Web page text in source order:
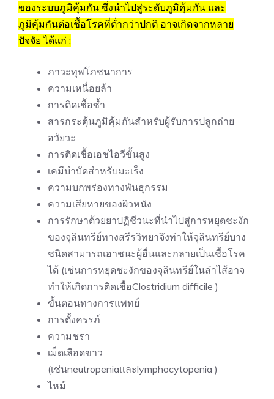
ของระบบภูมิคุ้มกัน ซึ่งนำไปสู่ระดับภูมิคุ้มกัน และ
ภูมิคุ้มกันต่อเชื้อโรคที่ต่ำกว่าปกติ อาจเกิดจากหลาย
ปัจจัย ได้แก่ :
ภาวะทุพโภชนาการ
ความเหนื่อยล้า
การติดเชื้อซ้ำ
สารกระตุ้นภูมิคุ้มกันสำหรับผู้รับการปลูกถ่าย
อวัยวะ
การติดเชื้อเอชไอวีขั้นสูง
เคมีบำบัดสำหรับมะเร็ง
ความบกพร่องทางพันธุกรรม
ความเสียหายของผิวหนัง
การรักษาด้วยยาปฏิชีวนะที่นำไปสู่การหยุดชะงัก
ของจุลินทรีย์ทางสรีรวิทยาจึงทำให้จุลินทรีย์บาง
ชนิดสามารถเอาชนะผู้อื่นและกลายเป็นเชื้อโรค
ได้ (เช่นการหยุดชะงักของจุลินทรีย์ในลำไส้อาจ
ทำให้เกิดการติดเชื้อClostridium difficile )
ขั้นตอนทางการแพทย์
การตั้งครรภ์
ความชรา
เม็ดเลือดขาว
(เช่นneutropeniaและlymphocytopenia )
ไหม้